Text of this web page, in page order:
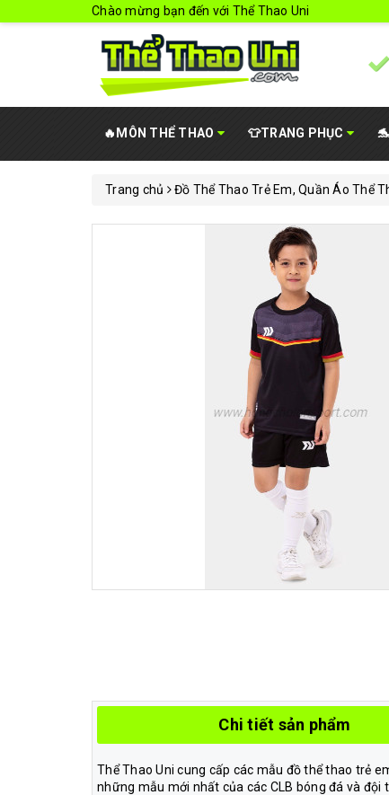
Chào mừng bạn đến với Thể Thao Uni
🔥MÔN THỂ THAO 👕TRANG PHỤC
Trang chủ Đồ Thể Thao Trẻ Em, Quần Áo Thể
Chi tiết sản phẩm
Thể Thao Uni cung cấp các mẫu đồ thể thao trẻ
những mẫu mới nhất của các CLB bóng đá và